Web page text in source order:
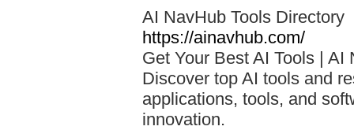
AI NavHub Tools Directory
https://ainavhub.com/
Get Your Best AI Tools | AI
Discover top AI tools and
applications, tools, and
innovation.